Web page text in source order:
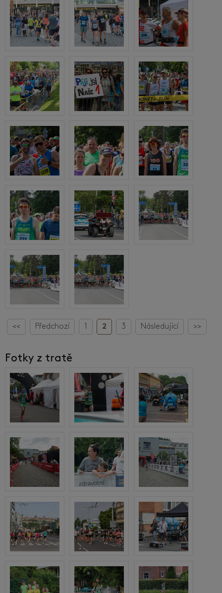
<< Předchozí 1 2 3 Následující >>
Fotky z tratě